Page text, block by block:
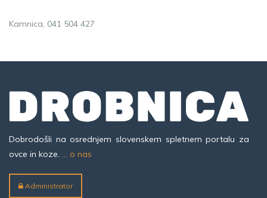
Kamnica, 041 504 427
Dobrodošli na osrednjem slovenskem spletnem portalu za
ovce in koze. ... o nas
Administrator